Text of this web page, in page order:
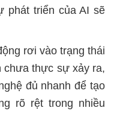
phát triển của AI sẽ
rơi vào trạng thái
chưa thực sự xảy ra,
đủ nhanh để tạo
rõ rệt trong nhiều